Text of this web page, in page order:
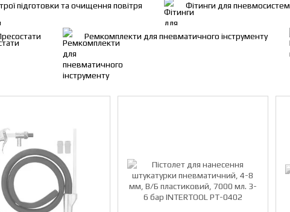
підготовки та очищення повітря Фітинги для пневмосистем
Ремкомплекти для пневматичного інструменту